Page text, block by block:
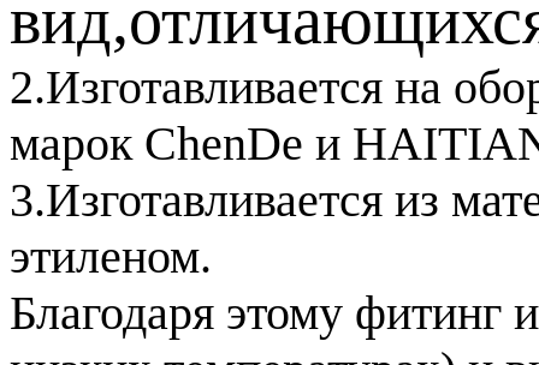
2.Изготавливается на
марок ChenDe и
3.Изготавливается из
этиленом.
Благодаря этому